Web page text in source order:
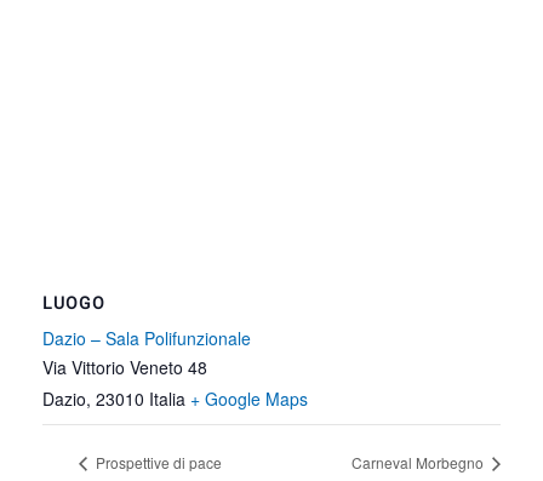
LUOGO
Dazio – Sala Polifunzionale
Via Vittorio Veneto 48
Dazio, 23010 Italia + Google Maps
Prospettive di pace Carneval Morbegno